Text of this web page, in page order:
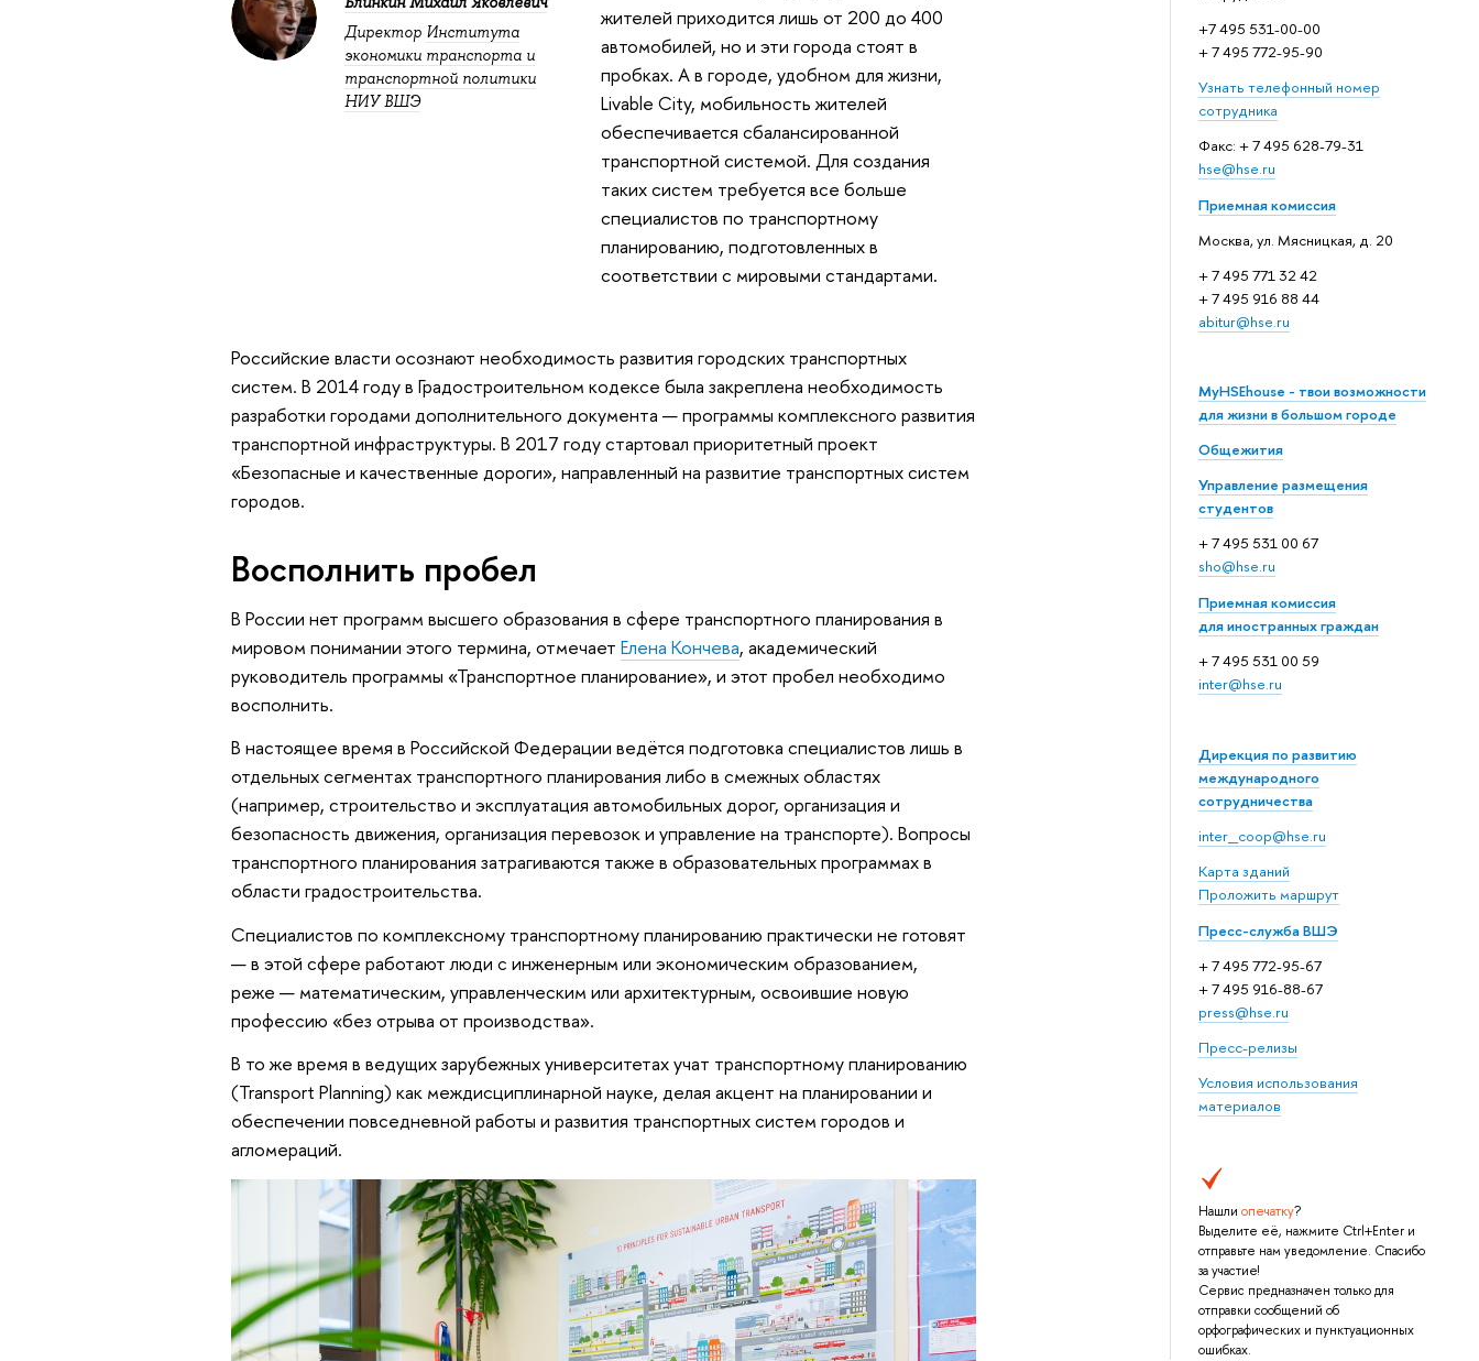
+7 495 531-00-00
+ 7 495 772-95-90
Узнать телефонный номер
сотрудника
Факс: + 7 495 628-79-31
hse@hse.ru
Приемная комиссия
Москва, ул. Мясницкая, д. 20
+ 7 495 771 32 42
+ 7 495 916 88 44
abitur@hse.ru
MyHSEhouse - твои возможности
для жизни в большом городе
Общежития
Управление размещения
студентов
+ 7 495 531 00 67
sho@hse.ru
Приемная комиссия
для иностранных граждан
+ 7 495 531 00 59
inter@hse.ru
Дирекция по развитию
международного
сотрудничества
inter_coop@hse.ru
Карта зданий
Проложить маршрут
Пресс-служба ВШЭ
+ 7 495 772-95-67
+ 7 495 916-88-67
press@hse.ru
Пресс-релизы
Условия использования
материалов
Нашли опечатку?
Выделите её, нажмите Ctrl+Enter и
отправьте нам уведомление. Спасибо
за участие!
Сервис предназначен только для
отправки сообщений об
орфографических и пунктуационных
ошибках.
Директор Института
экономики транспорта и
транспортной политики
НИУ ВШЭ
жителей приходится лишь от 200 до 400
автомобилей, но и эти города стоят в
пробках. А в городе, удобном для жизни,
Livable City, мобильность жителей
обеспечивается сбалансированной
транспортной системой. Для создания
таких систем требуется все больше
специалистов по транспортному
планированию, подготовленных в
соответствии с мировыми стандартами.
Российские власти осознают необходимость развития городских транспортных
систем. В 2014 году в Градостроительном кодексе была закреплена необходимость
разработки городами дополнительного документа — программы комплексного развития
транспортной инфраструктуры. В 2017 году стартовал приоритетный проект
«Безопасные и качественные дороги», направленный на развитие транспортных систем
городов.
Восполнить пробел
В России нет программ высшего образования в сфере транспортного планирования в
мировом понимании этого термина, отмечает Елена Кончева, академический
руководитель программы «Транспортное планирование», и этот пробел необходимо
восполнить.
В настоящее время в Российской Федерации ведётся подготовка специалистов лишь в
отдельных сегментах транспортного планирования либо в смежных областях
(например, строительство и эксплуатация автомобильных дорог, организация и
безопасность движения, организация перевозок и управление на транспорте). Вопросы
транспортного планирования затрагиваются также в образовательных программах в
области градостроительства.
Специалистов по комплексному транспортному планированию практически не готовят
— в этой сфере работают люди с инженерным или экономическим образованием,
реже — математическим, управленческим или архитектурным, освоившие новую
профессию «без отрыва от производства».
В то же время в ведущих зарубежных университетах учат транспортному планированию
(Transport Planning) как междисциплинарной науке, делая акцент на планировании и
обеспечении повседневной работы и развития транспортных систем городов и
агломераций.